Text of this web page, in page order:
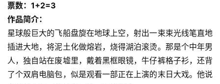
票数：1+2=3
作品简介：
星球般巨大的飞船盘旋在地球上空，射出一束束光线笔直地
插进大地，将泥土化做熔岩，烧得湖泊滚烫。那是个中年男
人，独自站在废墟里，戴着黑框眼镜，牛仔裤格子衫，还背
了个双肩电脑包，似是观看一部正在上演的末日大戏。他说